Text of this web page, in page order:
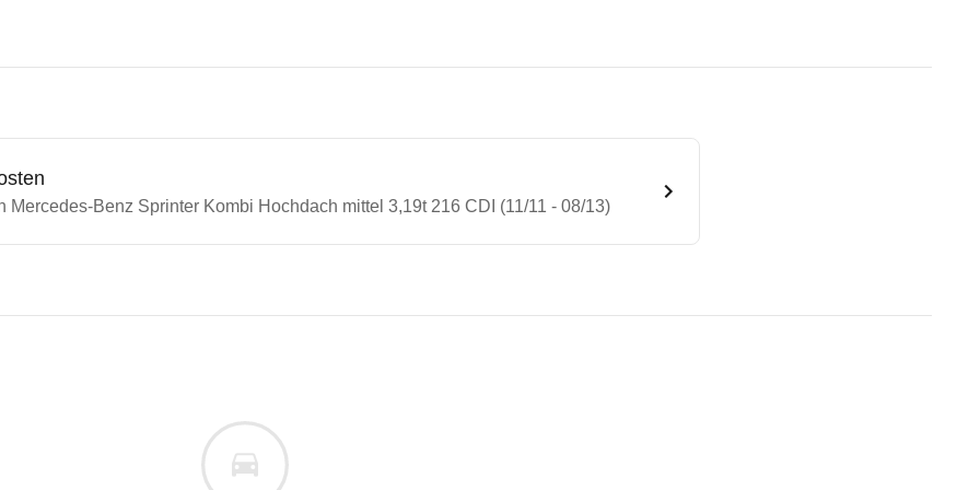
Mercedes-Benz Sprinter Kombi Hochdach mittel 3,19t 216 CDI (11/11 - 08/13)
Baureihengeneration wie das ausgewählte Fahrzeug.